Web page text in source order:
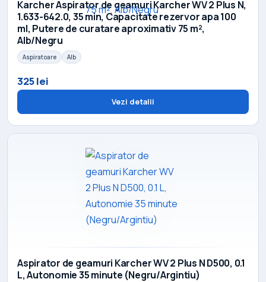
Karcher Aspirator de geamuri Karcher WV 2 Plus N,
1.633-642.0, 35 min, Capacitate rezervor apa 100
ml, Putere de curatare aproximativ 75 m²,
Alb/Negru
Aspiratoare Alb
325 lei
Vezi detalii
Aspirator de geamuri Karcher WV 2 Plus N D500, 0.1
L, Autonomie 35 minute (Negru/Argintiu)